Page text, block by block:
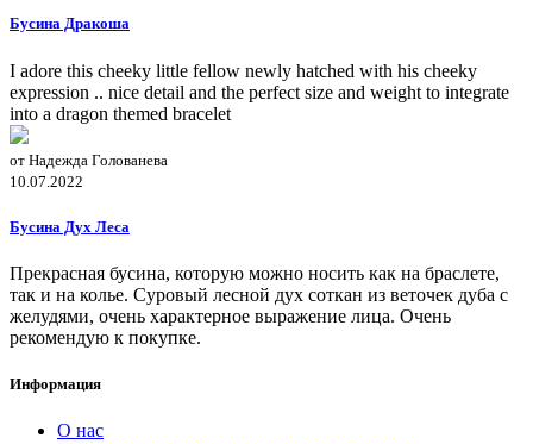
Бусина Дракоша
I adore this cheeky little fellow newly hatched with his cheeky
expression .. nice detail and the perfect size and weight to integrate
into a dragon themed bracelet
от Надежда Голованева
10.07.2022
Бусина Дух Леса
Прекрасная бусина, которую можно носить как на браслете,
так и на колье. Суровый лесной дух соткан из веточек дуба с
желудями, очень характерное выражение лица. Очень
рекомендую к покупке.
Информация
О нас